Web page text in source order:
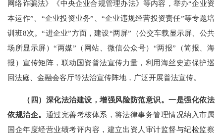
网络诈骗法》
《中央企业合规管理办法》 等内容， 举办“企业资
本运作”、“企业投资业务”、“企业违规经营投资责任”等专题培
训班8次。“进企业”方面，建设“两屏”（公交车载显示屏、公共
场所显示屏）“两媒”（网站、微信公众号）“两报”（简报、海
报）宣传矩阵，联动国资普法宣传力量，利用海丝史迹保护巡
回法庭、金融会客厅等法治宣传阵地， 广泛开展普法宣传。
（四） 深化法治建设，增强风险防范意识。一是强化依法
依规治企。 通过完善考核体系，将法律事务管理情况纳入市属
国企年度经营业绩考评内容，建立出资人审计监督与纪检监察